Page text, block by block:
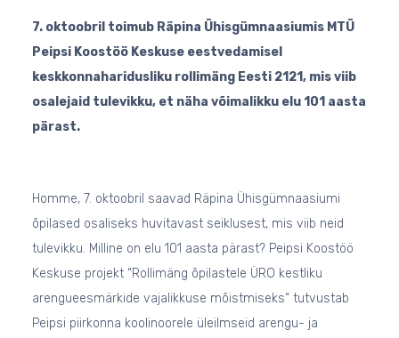
7. oktoobril toimub Räpina Ühisgümnaasiumis MTÜ
Peipsi Koostöö Keskuse eestvedamisel
keskkonnaharidusliku rollimäng Eesti 2121, mis viib
osalejaid tulevikku, et näha võimalikku elu 101 aasta
pärast.
Homme, 7. oktoobril saavad Räpina Ühisgümnaasiumi
õpilased osaliseks huvitavast seiklusest, mis viib neid
tulevikku. Milline on elu 101 aasta pärast? Peipsi Koostöö
Keskuse projekt “Rollimäng õpilastele ÜRO kestliku
arengueesmärkide vajalikkuse mõistmiseks“ tutvustab
Peipsi piirkonna koolinoorele üleilmseid arengu- ja